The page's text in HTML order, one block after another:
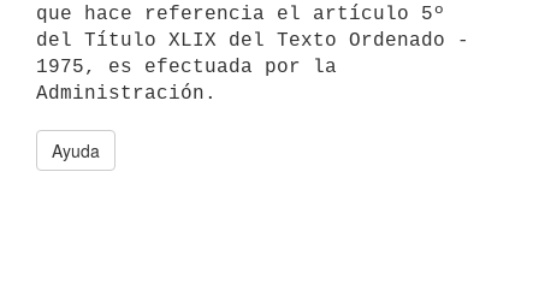
que hace referencia el artículo 5º
del Título XLIX del Texto Ordenado -
1975, es efectuada por la
Ayuda